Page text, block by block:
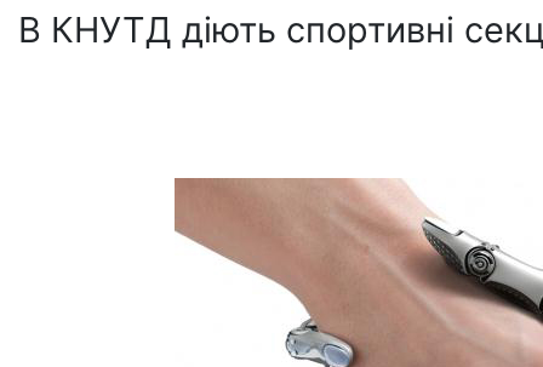
В КНУТД діють спортивні